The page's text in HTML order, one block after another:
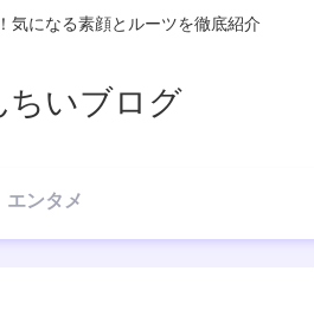
気になる素顔とルーツを徹底紹介
ちいブログ
エンタメ